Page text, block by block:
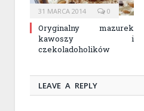
31 MARCA 2014 0
Oryginalny mazurek
kawoszy i
czekoladoholików
LEAVE A REPLY